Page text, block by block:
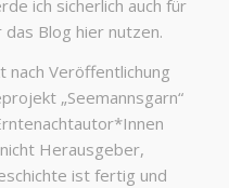
ich sicherlich auch für
Blog hier nutzen.
Veröffentlichung
„Seemannsgarn“
Herausgeber,
ist fertig und